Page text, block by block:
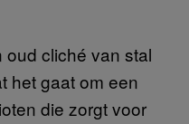
oud cliché van stal
het gaat om een
die zorgt voor